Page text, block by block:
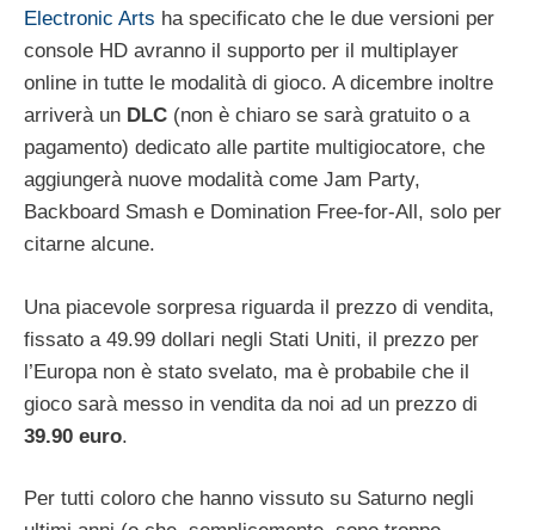
Electronic Arts ha specificato che le due versioni per
console HD avranno il supporto per il multiplayer
online in tutte le modalità di gioco. A dicembre inoltre
arriverà un DLC (non è chiaro se sarà gratuito o a
pagamento) dedicato alle partite multigiocatore, che
aggiungerà nuove modalità come Jam Party,
Backboard Smash e Domination Free-for-All, solo per
citarne alcune.
Una piacevole sorpresa riguarda il prezzo di vendita,
fissato a 49.99 dollari negli Stati Uniti, il prezzo per
l’Europa non è stato svelato, ma è probabile che il
gioco sarà messo in vendita da noi ad un prezzo di
39.90 euro.
Per tutti coloro che hanno vissuto su Saturno negli